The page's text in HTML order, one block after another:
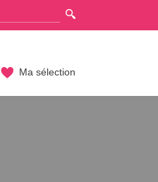
Ma sélection